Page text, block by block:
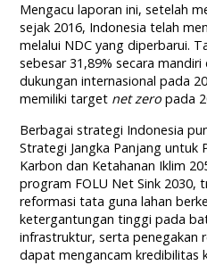
Mengacu laporan ini, setelah
sejak 2016, Indonesia telah
melalui NDC yang diperbarui.
sebesar 31,89% secara
dukungan internasional pada
memiliki target net zero pada
Berbagai strategi Indonesia
Strategi Jangka Panjang untuk
Karbon dan Ketahanan Iklim
program FOLU Net Sink 2030,
reformasi tata guna lahan
ketergantungan tinggi pada
infrastruktur, serta penegakan
dapat mengancam kredibilitas